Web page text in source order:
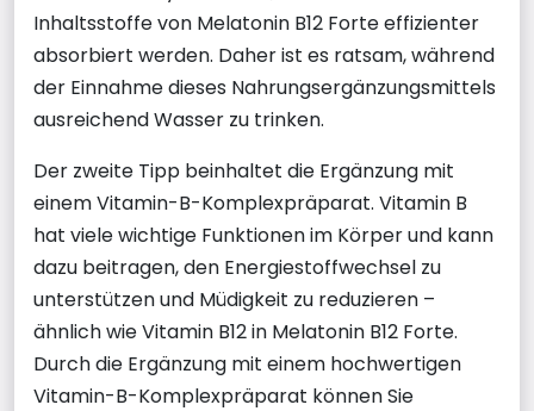
Inhaltsstoffe von Melatonin B12 Forte effizienter
absorbiert werden. Daher ist es ratsam, während
der Einnahme dieses Nahrungsergänzungsmittels
ausreichend Wasser zu trinken.
Der zweite Tipp beinhaltet die Ergänzung mit
einem Vitamin-B-Komplexpräparat. Vitamin B
hat viele wichtige Funktionen im Körper und kann
dazu beitragen, den Energiestoffwechsel zu
unterstützen und Müdigkeit zu reduzieren –
ähnlich wie Vitamin B12 in Melatonin B12 Forte.
Durch die Ergänzung mit einem hochwertigen
Vitamin-B-Komplexpräparat können Sie